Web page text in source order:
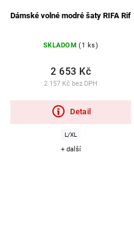
Dámské volné modré šaty RIFA Rif
SKLADOM (1 ks)
2 157 Kč bez DPH
2 653 Kč
Detail
L/XL
+ další